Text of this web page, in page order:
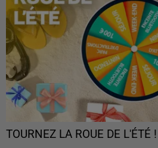
TOURNEZ LA ROUE DE L'ÉTÉ !